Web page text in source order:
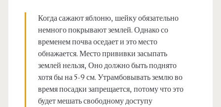
Когда сажают яблоню, шейку обязательно
немного покрывают землей. Однако со
временем почва оседает и это место
обнажается. Место прививки засыпать
землей нельзя, Оно должно быть поднято
хотя бы на 5-9 см. Утрамбовывать землю во
время посадки запрещается, потому что это
будет мешать свободному доступу